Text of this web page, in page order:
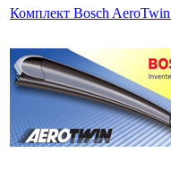
Комплект Bosch